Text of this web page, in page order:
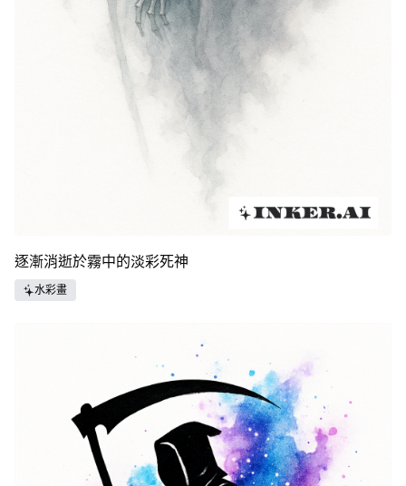
逐漸消逝於霧中的淡彩死神
水彩畫